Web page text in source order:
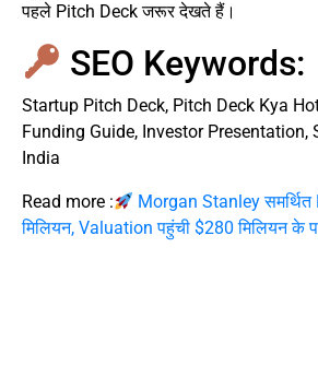
पहले Pitch Deck जरूर देखते हैं।
SEO Keywords:
Startup Pitch Deck, Pitch Deck Kya
Funding Guide, Investor Presentation,
India
Read more :
Morgan Stanley
मिलियन, Valuation पहुंची $280 मिलियन के